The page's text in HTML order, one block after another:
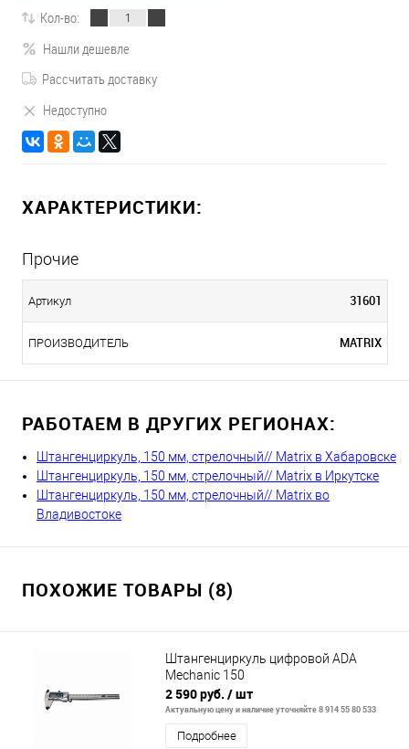
Кол-во:
Нашли дешевле
Рассчитать доставку
Недоступно
ХАРАКТЕРИСТИКИ:
Прочие
Артикул 31601
ПРОИЗВОДИТЕЛЬ MATRIX
РАБОТАЕМ В ДРУГИХ РЕГИОНАХ:
Штангенциркуль, 150 мм, стрелочный// Matrix в Хабаровске
Штангенциркуль, 150 мм, стрелочный// Matrix в Иркутске
Штангенциркуль, 150 мм, стрелочный// Matrix во
Владивостоке
ПОХОЖИЕ ТОВАРЫ (8)
Штангенциркуль цифровой ADA
Mechanic 150
2 590 руб. / шт
Актуальную цену и наличие уточняйте 8 914 55 80 533
Подробнее